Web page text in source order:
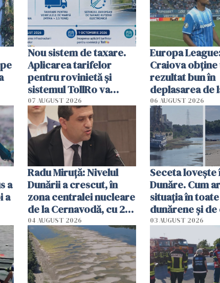
Nou sistem de taxare.
Aplicarea tarifelor
pentru rovinietă şi
sistemul TollRo va
începe la 1 octombrie
07 AUGUST 2026
Europa
Craiova obține
rezultat bun în
deplasarea de
06 AUGUST 2026
a
a
Radu Miruţă: Nivelul
Dunării a crescut, în
zona centralei nucleare
de la Cernavodă, cu 2
cm faţă de ziua trecută
04 AUGUST 2026
Seceta
Dunăre. Cum
situația în
dunărene și de
România
efectele, deși a
în iulie
03 AUGUST 2026